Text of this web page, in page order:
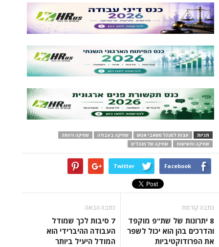
תגיות עצות למנהל משאבי אנוש שחיקה בעבודה
שחיקה ורווחה
שחיקה ותשישות
שחיקה של מנהלים
Facebook
Twitter
כתבה קודמת
8 יתרונות של שת"פ מוקפד
והדרכים בהן הוא יכול לשפר
את הפרודוקטיביות
כתבה הבאה
7 סיבות לכך שמודל
העבודה ההיברידי הוא
המודל היעיל ביותר